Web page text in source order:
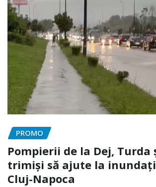
PROMO
Pompierii de la Dej, Turda
trimiși să ajute la
Cluj-Napoca